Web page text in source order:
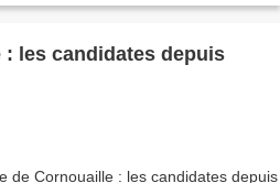
: les candidates depuis